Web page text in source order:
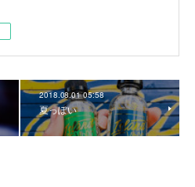
2018.08.01 05:58
夏っぽい